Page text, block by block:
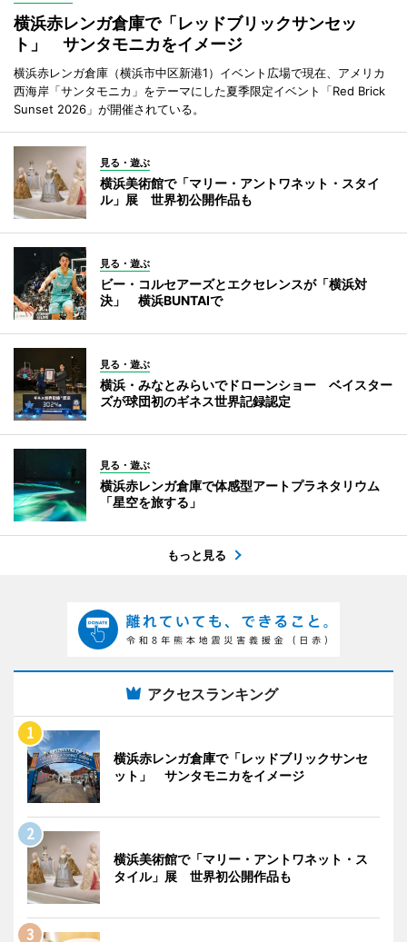
横浜赤レンガ倉庫で「レッドブリックサンセッ
ト」 サンタモニカをイメージ
横浜赤レンガ倉庫（横浜市中区新港1）イベント広場で現在、アメリカ
西海岸「サンタモニカ」をテーマにした夏季限定イベント「Red Brick
Sunset 2026」が開催されている。
見る・遊ぶ
横浜美術館で「マリー・アントワネット・スタイ
ル」展 世界初公開作品も
見る・遊ぶ
ビー・コルセアーズとエクセレンスが「横浜対
決」 横浜BUNTAIで
見る・遊ぶ
横浜・みなとみらいでドローンショー ベイスター
ズが球団初のギネス世界記録認定
見る・遊ぶ
横浜赤レンガ倉庫で体感型アートプラネタリウム
「星空を旅する」
もっと見る
アクセスランキング
横浜赤レンガ倉庫で「レッドブリックサンセ
ット」 サンタモニカをイメージ
横浜美術館で「マリー・アントワネット・ス
タイル」展 世界初公開作品も